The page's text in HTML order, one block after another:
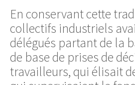
En conservant cette
collectifs industriels
délégués partant de la
de base de prises de
travailleurs, qui élisait